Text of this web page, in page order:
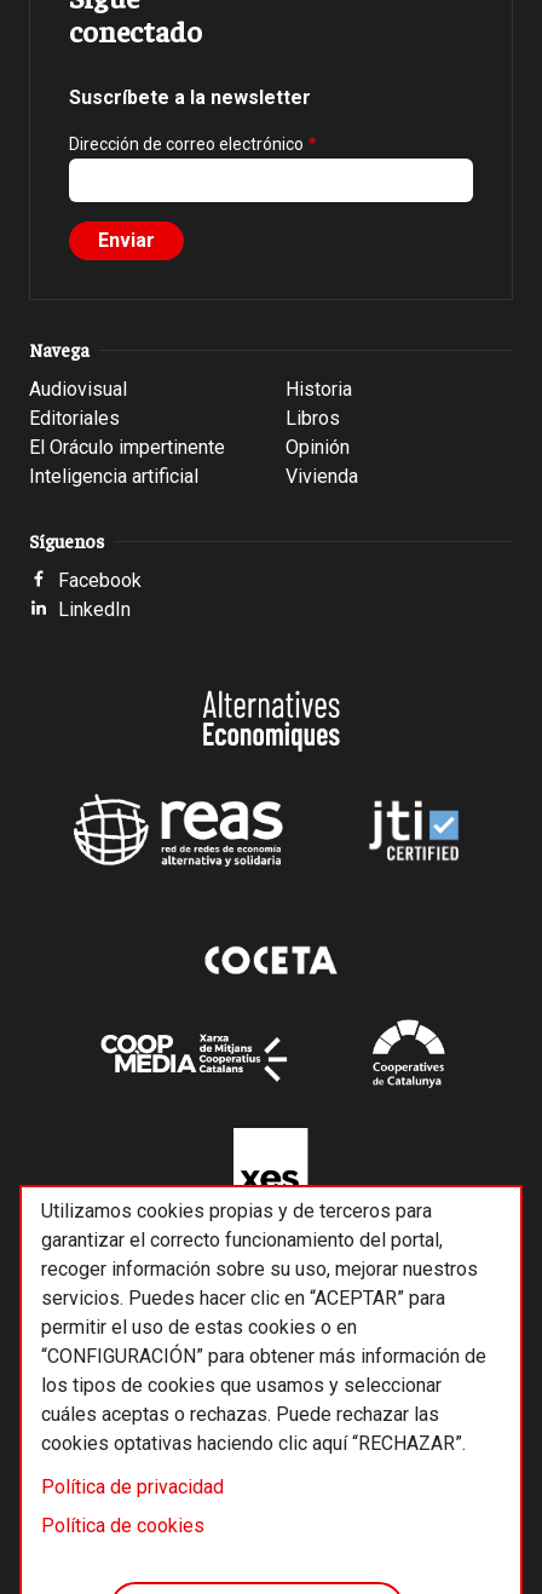
Utilizamos cookies propias y de terceros para
garantizar el correcto funcionamiento del portal,
recoger información sobre su uso, mejorar nuestros
servicios. Puedes hacer clic en “ACEPTAR” para
permitir el uso de estas cookies o en
“CONFIGURACIÓN” para obtener más información de
los tipos de cookies que usamos y seleccionar
cuáles aceptas o rechazas. Puede rechazar las
cookies optativas haciendo clic aquí “RECHAZAR”.
Política de privacidad
Política de cookies
conectado
Suscríbete a la newsletter
Dirección de correo electrónico
Navega
Audiovisual
Editoriales
El Oráculo impertinente
Inteligencia artificial
Historia
Libros
Opinión
Vivienda
Síguenos
Facebook
LinkedIn
© 2026 Alternativas económicas SCCL
Footer
Términos y condiciones de uso
Política de cookies